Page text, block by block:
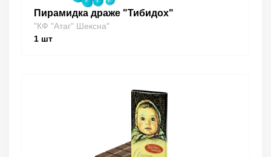
Пирамидка драже "Тибидох"
"КФ "Атаг" Шексна"
1 шт